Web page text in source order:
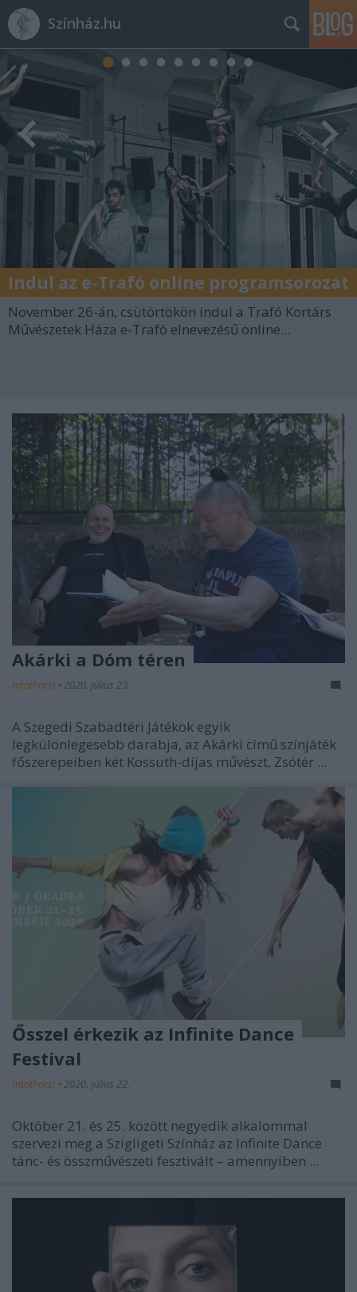
Színház.hu
Indul az e-Trafó online programsorozat
November 26-án, csütörtökön indul a Trafó Kortárs
Művészetek Háza e-Trafó elnevezésű online...
Akárki a Dóm téren
mtothorsi • 2020. július 23.
A Szegedi Szabadtéri Játékok egyik
legkülönlegesebb darabja, az Akárki című színjáték
főszerepeiben két Kossuth-díjas művészt, Zsótér ...
Ősszel érkezik az Infinite Dance
Festival
mtothorsi • 2020. július 22.
Október 21. és 25. között negyedik alkalommal
szervezi meg a Szigligeti Színház az Infinite Dance
tánc- és összművészeti fesztivált – amennyiben ...